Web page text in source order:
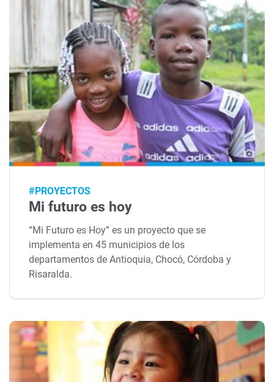
#PROYECTOS
Mi futuro es hoy
“Mi Futuro es Hoy” es un proyecto que se
implementa en 45 municipios de los
departamentos de Antioquia, Chocó, Córdoba y
Risaralda.